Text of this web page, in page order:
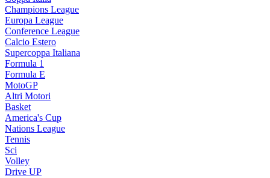
Champions League
Europa League
Conference League
Calcio Estero
Supercoppa Italiana
Formula 1
Formula E
MotoGP
Altri Motori
Basket
America's Cup
Nations League
Tennis
Sci
Volley
Drive UP